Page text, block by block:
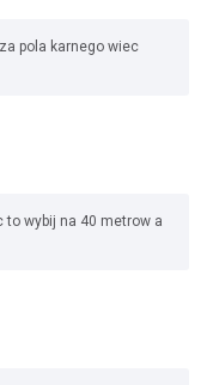
pola karnego wiec
to wybij na 40 metrow a